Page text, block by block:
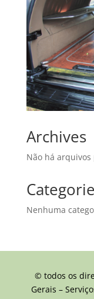
Archives
Não há
Nenhuma
© todos os
Gerais –